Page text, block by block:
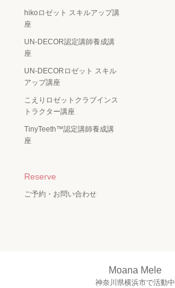
hikoロゼット スキルアップ講
座
UN-DECOR認定講師養成講
座
UN-DECORロゼット スキル
アップ講座
こえりロゼットクラブインス
トラクター講座
TinyTeeth™️認定講師養成講
座
Reserve
ご予約・お問い合わせ
Moana Mele
神奈川県横浜市で活動中